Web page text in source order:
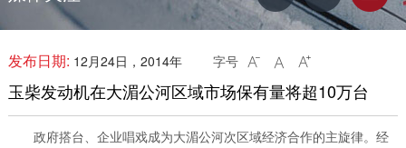
发布日期: 12月24日，2014年 字号   
玉柴发动机在大湄公河区域市场保有量将超10万台
政府搭台、企业唱戏成为大湄公河次区域经济合作的主旋律。经